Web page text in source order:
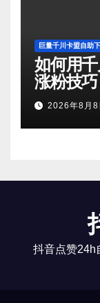
巨量千川卡盟自助
如何用
涨粉技巧
2026年8月8
抖音点赞24h